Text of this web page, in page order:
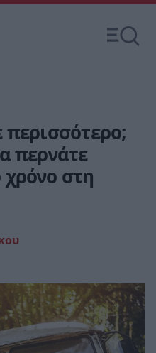
περισσότερο;
περνάτε
στη